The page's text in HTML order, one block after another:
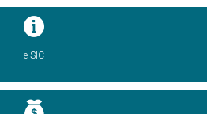
e-SIC